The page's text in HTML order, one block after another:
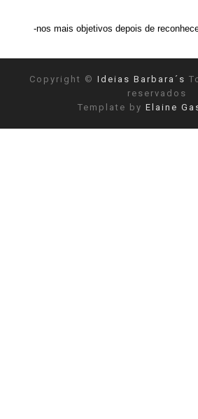
objetivos depois de reconhecermos a nossa
Copyright © Ideias Barbara´s
reservados
Template by Elaine